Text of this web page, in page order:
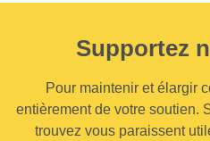
Supportez
Pour maintenir et élargir
entièrement de votre soutien.
trouvez vous paraissent